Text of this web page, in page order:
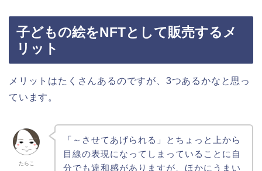
子どもの絵をNFTとして販売するメ
リット
メリットはたくさんあるのですが、3つあるかなと思っ
ています。
たらこ
「～させてあげられる」とちょっと上から
目線の表現になってしまっていることに自
分でも違和感がありますが、ほかにうまい